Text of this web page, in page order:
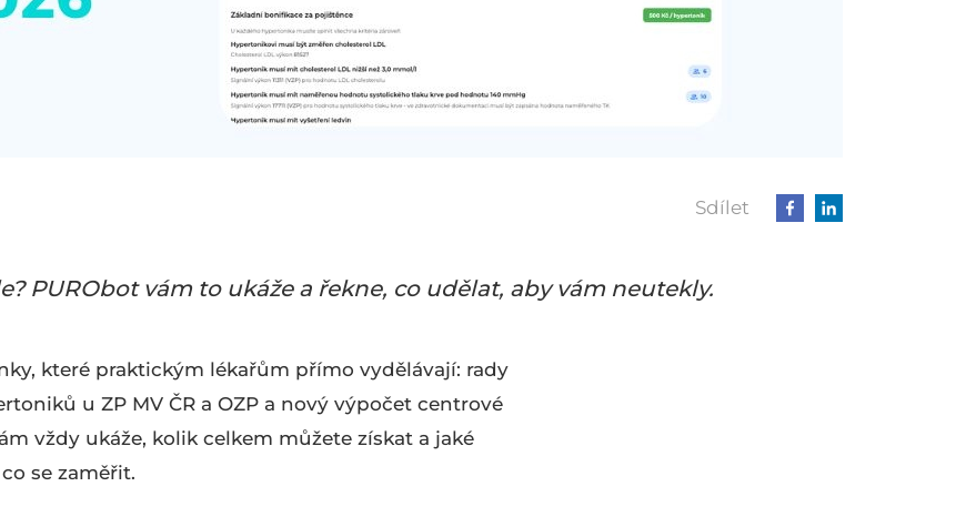
Sdílet
PURObot vám to ukáže a řekne, co udělat, aby vám neutekly.
které praktickým lékařům přímo vydělávají: rady
u ZP MV ČR a OZP a nový výpočet centrové
vždy ukáže, kolik celkem můžete získat a jaké
se zaměřit.